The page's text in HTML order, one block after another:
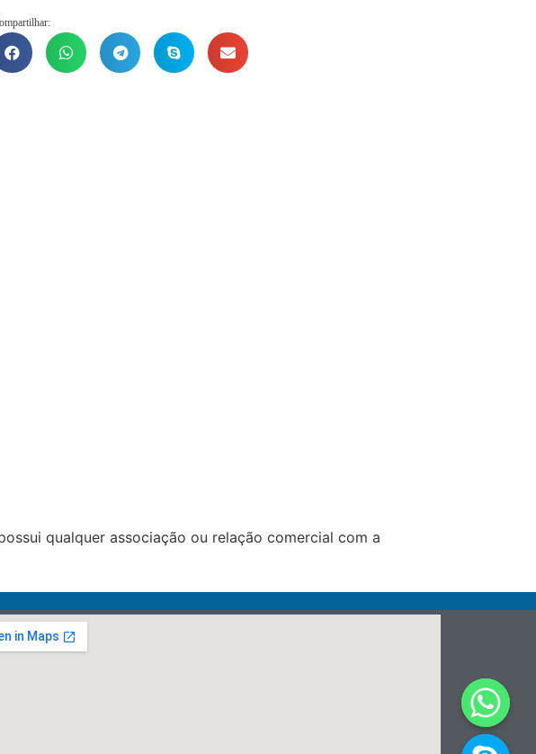
qualquer associação ou relação comercial com a